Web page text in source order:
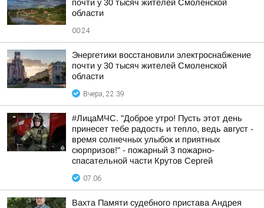
почти у 30 тысяч жителей Смоленской
области
00:24
Энергетики восстановили электроснабжение
почти у 30 тысяч жителей Смоленской
области
Вчера, 22:39
#ЛицаМЧС. "Доброе утро! Пусть этот день
принесет тебе радость и тепло, ведь август -
время солнечных улыбок и приятных
сюрпризов!" - пожарный 3 пожарно-
спасательной части Крутов Сергей
07:06
Вахта Памяти судебного пристава Андрея